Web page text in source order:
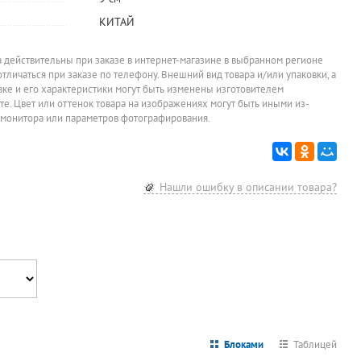
КИТАЙ
действительны при заказе в интернет-магазине в выбранном регионе
при заказе по телефону. Внешний вид товара и/или упаковки, а
и его характеристики могут быть изменены изготовителем
Цвет или оттенок товара на изображениях могут быть иными из-
или параметров фотографирования.
Нашли ошибку в описании товара?
Блоками Таблицей